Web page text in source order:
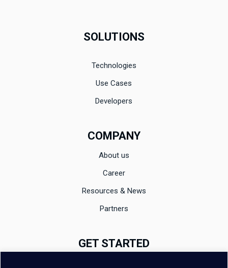
SOLUTIONS
Technologies
Use Cases
Developers
COMPANY
About us
Career
Resources & News
Partners
GET STARTED